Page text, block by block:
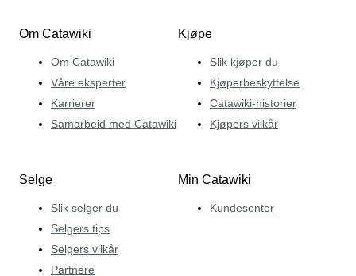
Om Catawiki
Om Catawiki
Våre eksperter
Karrierer
Samarbeid med Catawiki
Kjøpe
Slik kjøper du
Kjøperbeskyttelse
Catawiki-historier
Kjøpers vilkår
Selge
Slik selger du
Selgers tips
Selgers vilkår
Partnere
Min Catawiki
Kundesenter